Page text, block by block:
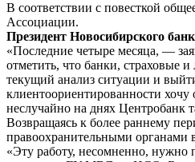
В соответствии с повесткой
Ассоциации.
Президент Новосибирского
«Последние четыре месяца, —
отметить, что банки, страховые
текущий анализ ситуации и
клиентоориентированности
неслучайно на днях Центробанк
Возвращаясь к более раннему
правоохранительными органами
«Эту работу, несомненно,